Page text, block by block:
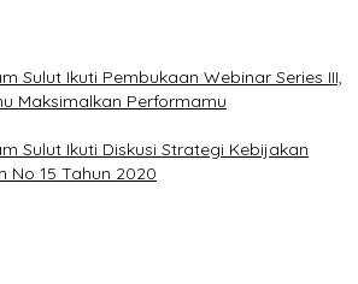
Sulut Ikuti Pembukaan Webinar Series III,
Maksimalkan Performamu
Sulut Ikuti Diskusi Strategi Kebijakan
No 15 Tahun 2020